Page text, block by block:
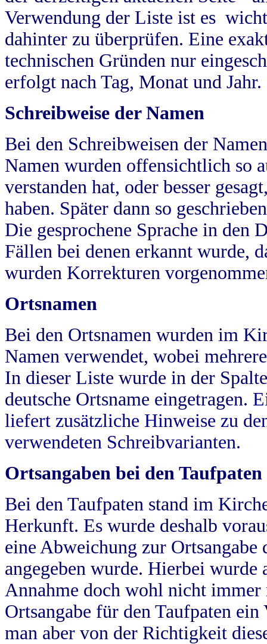
Verwendung der Liste ist es
dahinter zu überprüfen. Eine
technischen Gründen nur
erfolgt nach Tag, Monat und Jahr.
Schreibweise der Namen
Bei den Schreibweisen der
Namen wurden offensichtlich so
verstanden hat, oder besser
haben. Später dann so
Die gesprochene Sprache in
Fällen bei denen erkannt wurde,
wurden Korrekturen
Ortsnamen
Bei den Ortsnamen wurden im
Namen verwendet, wobei
In dieser Liste wurde in der
deutsche Ortsname eingetragen.
liefert zusätzliche Hinweise zu
verwendeten Schreibvarianten.
Ortsangaben bei den Taufpaten
Bei den Taufpaten stand im
Herkunft. Es wurde deshalb
eine Abweichung zur
angegeben wurde. Hierbei wurde
Annahme doch wohl nicht
Ortsangabe für den Taufpaten
man aber von der Richtigkeit